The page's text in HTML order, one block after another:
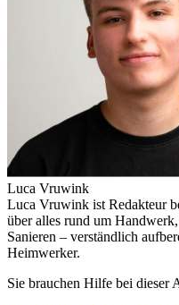
Luca Vruwink
Luca Vruwink ist Redakteur
über alles rund um
Sanieren – verständlich
Heimwerker.
Sie brauchen Hilfe bei dieser